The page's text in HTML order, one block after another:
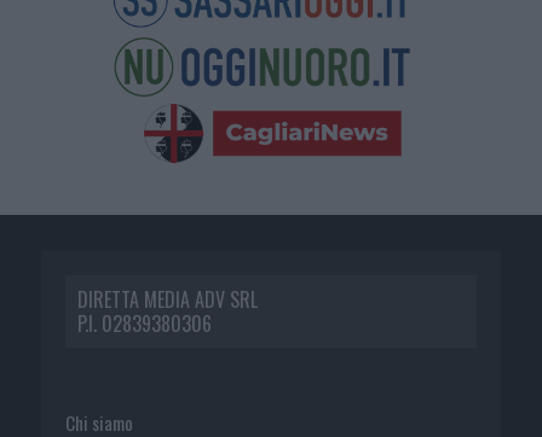
DIRETTA MEDIA ADV SRL
P.I. 02839380306
Chi siamo